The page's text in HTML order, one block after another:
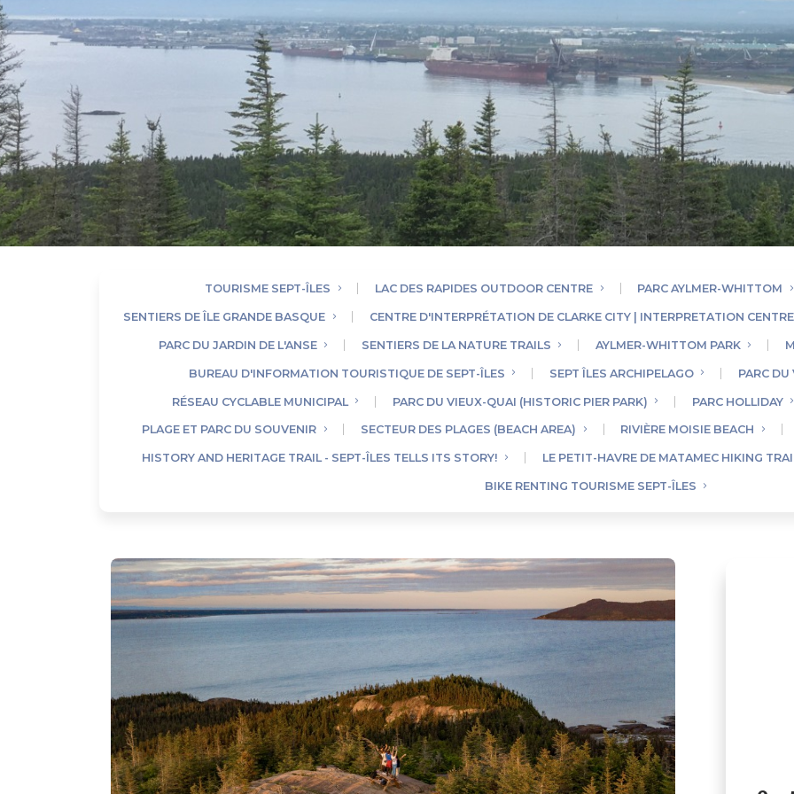
TOURISME SEPT-ÎLES LAC DES RAPIDES OUTDOOR CENTRE PARC AYLMER-WHITTOM
SENTIERS DE ÎLE GRANDE BASQUE CENTRE D'INTERPRÉTATION DE CLARKE CITY | INTERPRETATION CENTRE
PARC DU JARDIN DE L'ANSE SENTIERS DE LA NATURE TRAILS AYLMER-WHITTOM PARK
BUREAU D'INFORMATION TOURISTIQUE DE SEPT-ÎLES SEPT ÎLES ARCHIPELAGO PARC
RÉSEAU CYCLABLE MUNICIPAL PARC DU VIEUX-QUAI (HISTORIC PIER PARK) PARC HOLLIDAY
PLAGE ET PARC DU SOUVENIR SECTEUR DES PLAGES (BEACH AREA) RIVIÈRE MOISIE BEACH
HISTORY AND HERITAGE TRAIL - SEPT-ÎLES TELLS ITS STORY! LE PETIT-HAVRE DE MATAMEC HIKING
BIKE RENTING TOURISME SEPT-ÎLES